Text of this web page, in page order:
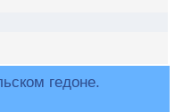
гедоне.